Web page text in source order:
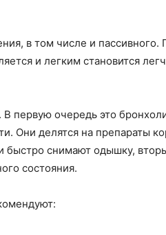
в том числе и пассивного.
и легким становится
первую очередь это
Они делятся на препараты
быстро снимают одышку,
состояния.